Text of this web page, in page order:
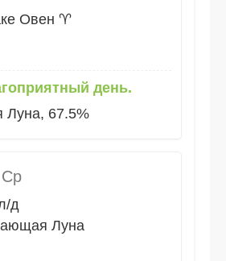
Овен ♈
день.
67.5%
Ср
д
Луна